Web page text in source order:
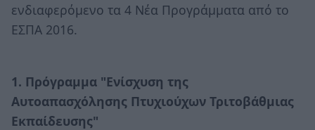
ενδιαφερόμενο τα 4 Νέα Προγράμματα από το
ΕΣΠΑ 2016.
1. Πρόγραμμα "Ενίσχυση της
Αυτοαπασχόλησης Πτυχιούχων Τριτοβάθμιας
Εκπαίδευσης"